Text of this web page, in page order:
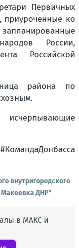
Первичных
приуроченные ко
России,
Российской
района по
внутригородского
Макеевка ДНР"
в МАКС и